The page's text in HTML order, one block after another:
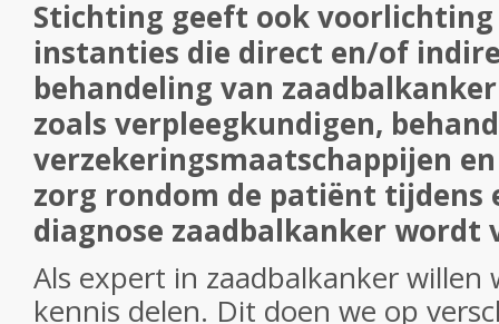
Stichting geeft ook voorlichting
instanties die direct en/of
behandeling van
zoals verpleegkundigen,
verzekeringsmaatschappijen
zorg rondom de patiënt tijdens
diagnose zaadbalkanker wordt
Als expert in zaadbalkanker willen
kennis delen. Dit doen we op